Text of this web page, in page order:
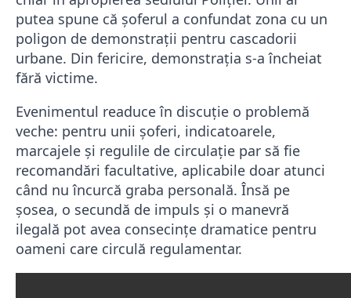
putea spune că șoferul a confundat zona cu un
poligon de demonstrații pentru cascadorii
urbane. Din fericire, demonstrația s-a încheiat
fără victime.
Evenimentul readuce în discuție o problemă
veche: pentru unii șoferi, indicatoarele,
marcajele și regulile de circulație par să fie
recomandări facultative, aplicabile doar atunci
când nu încurcă graba personală. Însă pe
șosea, o secundă de impuls și o manevră
ilegală pot avea consecințe dramatice pentru
oameni care circulă regulamentar.